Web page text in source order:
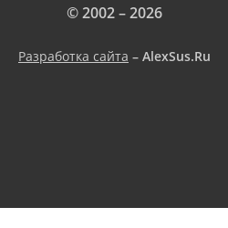
© 2002 – 2026
Разработка сайта – AlexSus.Ru